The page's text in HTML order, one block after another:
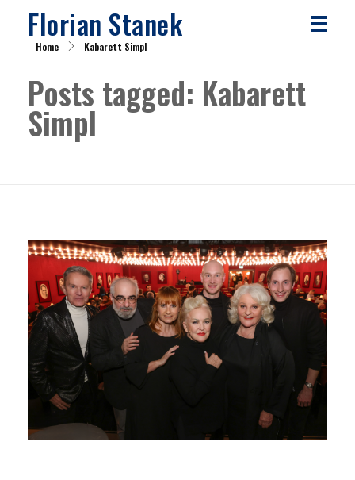
Florian Stanek
Home Kabarett Simpl
Posts tagged: Kabarett
Simpl